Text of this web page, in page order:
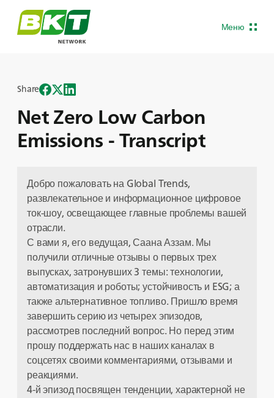
Меню
Net Zero Low Carbon
Emissions - Transcript
Share
Добро пожаловать на Global Trends,
развлекательное и информационное цифровое
ток-шоу, освещающее главные проблемы вашей
отрасли.
С вами я, его ведущая, Саана Аззам. Мы
получили отличные отзывы о первых трех
выпусках, затронувших 3 темы: технологии,
автоматизация и роботы; устойчивость и ESG; а
также альтернативное топливо. Пришло время
завершить серию из четырех эпизодов,
рассмотрев последний вопрос. Но перед этим
прошу поддержать нас в наших каналах в
соцсетях своими комментариями, отзывами и
реакциями.
4-й эпизод посвящен тенденции, характерной не